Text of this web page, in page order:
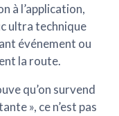
à l’application,
ultra technique
événement ou
la route.
qu’on survend
», ce n’est pas